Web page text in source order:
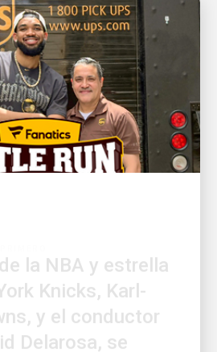
Knicks, Karl-
y el conductor
Delarosa, se
a los